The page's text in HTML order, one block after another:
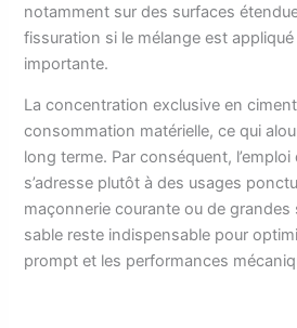
notamment sur des surfaces
fissuration si le mélange est
importante.
La concentration exclusive en
consommation matérielle, ce qui
long terme. Par conséquent,
s’adresse plutôt à des usages
maçonnerie courante ou de grandes
sable reste indispensable pour
prompt et les performances